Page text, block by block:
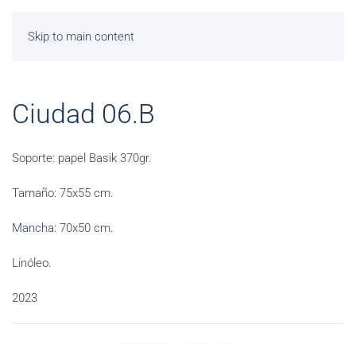
Skip to main content
Ciudad 06.B
Soporte: papel Basik 370gr.
Tamaño: 75x55 cm.
Mancha: 70x50 cm.
Linóleo.
2023